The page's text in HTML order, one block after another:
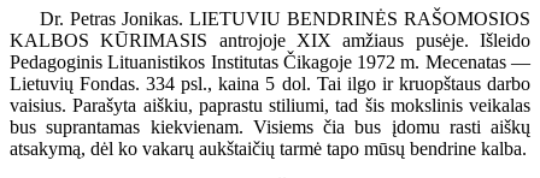
Dr. Petras Jonikas. LIETUVIU BENDRINĖS RAŠOMOSIOS
KALBOS KŪRIMASIS antrojoje XIX amžiaus pusėje. Išleido
Pedagoginis Lituanistikos Institutas Čikagoje 1972 m. Mecenatas —
Lietuvių Fondas. 334 psl., kaina 5 dol. Tai ilgo ir kruopštaus darbo
vaisius. Parašyta aiškiu, paprastu stiliumi, tad šis mokslinis veikalas
bus suprantamas kiekvienam. Visiems čia bus įdomu rasti aiškų
atsakymą, dėl ko vakarų aukštaičių tarmė tapo mūsų bendrine kalba.